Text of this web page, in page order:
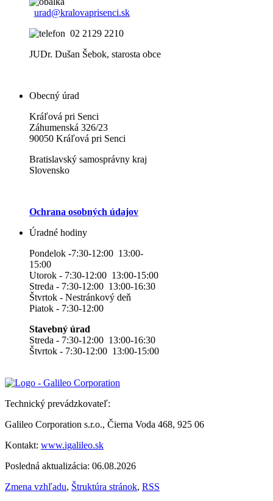
urad@kralovaprisenci.sk
02 2129 2210
JUDr. Dušan Šebok, starosta obce
Obecný úrad
Kráľová pri Senci
Záhumenská 326/23
90050 Kráľová pri Senci
Bratislavský samosprávny kraj
Slovensko
Ochrana osobných údajov
Úradné hodiny
Pondelok -7:30-12:00 13:00-
15:00
Utorok - 7:30-12:00 13:00-15:00
Streda - 7:30-12:00 13:00-16:30
Štvrtok - Nestránkový deň
Piatok - 7:30-12:00
Stavebný úrad
Streda - 7:30-12:00 13:00-16:30
Štvrtok - 7:30-12:00 13:00-15:00
Technický prevádzkovateľ:
Galileo Corporation s.r.o., Čierna Voda 468, 925 06
Kontakt: www.igalileo.sk
Posledná aktualizácia: 06.08.2026
Zmena vzhľadu, Štruktúra stránok, RSS